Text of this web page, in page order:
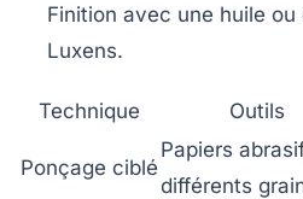
Finition avec une huile
Luxens.
Technique Outils
Ponçage ciblé
Papiers
différents